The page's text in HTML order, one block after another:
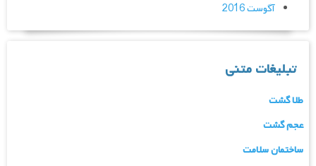
آگوست 2016
تبلیغات متنی
طلا گشت
عجم گشت
ساختمان سلامت